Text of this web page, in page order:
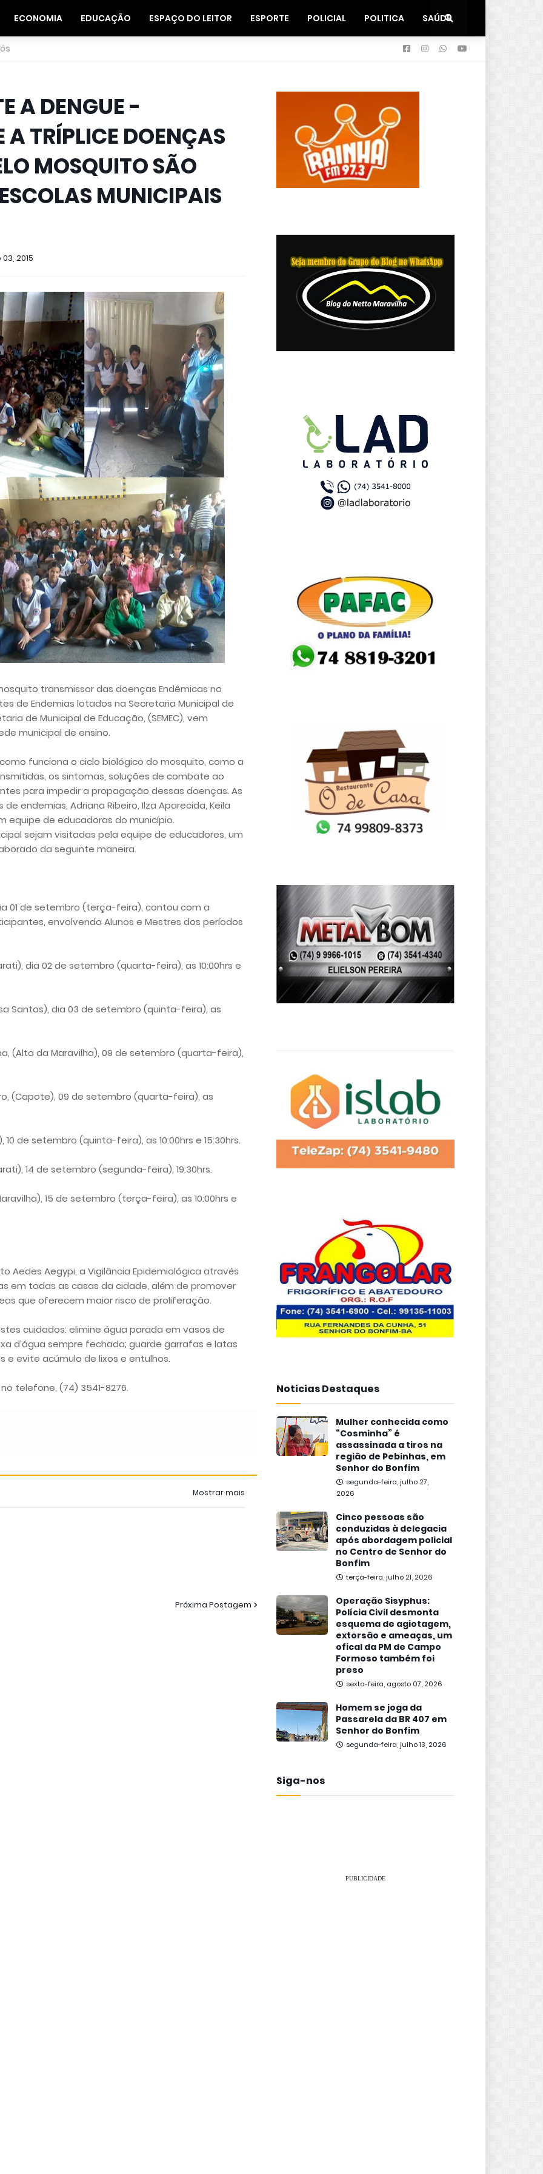
ECONOMIA EDUCAÇÃO ESPAÇO DO LEITOR ESPORTE POLICIAL POLITICA SAÚDE
A DENGUE -
A TRÍPLICE DOENÇAS
MOSQUITO SÃO
MUNICIPAIS
2015
transmissor das doenças Endêmicas no
de Endemias lotados na Secretaria Municipal de
de Municipal de Educação, (SEMEC), vem
municipal de ensino.
funciona o ciclo biológico do mosquito, como a
os sintomas, soluções de combate ao
para impedir a propagação dessas doenças. As
endemias, Adriana Ribeiro, Ilza Aparecida, Keila
equipe de educadoras do município.
sejam visitadas pela equipe de educadores, um
da seguinte maneira.
01 de setembro (terça-feira), contou com a
envolvendo Alunos e Mestres dos períodos
dia 02 de setembro (quarta-feira), as 10:00hrs e
Santos), dia 03 de setembro (quinta-feira), as
(Alto da Maravilha), 09 de setembro (quarta-feira),
(Capote), 09 de setembro (quarta-feira), as
10 de setembro (quinta-feira), as 10:00hrs e 15:30hrs.
14 de setembro (segunda-feira), 19:30hrs.
15 de setembro (terça-feira), as 10:00hrs e
Aedes Aegypi, a Vigilância Epidemiológica através
em todas as casas da cidade, além de promover
que oferecem maior risco de proliferação.
cuidados: elimine água parada em vasos de
d’água sempre fechada; guarde garrafas e latas
e evite acúmulo de lixos e entulhos.
telefone, (74) 3541-8276.
Mostrar mais
Próxima Postagem
Noticias Destaques
Mulher conhecida como
“Cosminha” é
assassinada a tiros na
região de Pebinhas, em
Senhor do Bonfim
segunda-feira, julho 27,
2026
Cinco pessoas são
conduzidas à delegacia
após abordagem policial
no Centro de Senhor do
Bonfim
terça-feira, julho 21, 2026
Operação Sisyphus:
Polícia Civil desmonta
esquema de agiotagem,
extorsão e ameaças, um
ofical da PM de Campo
Formoso também foi
preso
sexta-feira, agosto 07, 2026
Homem se joga da
Passarela da BR 407 em
Senhor do Bonfim
segunda-feira, julho 13, 2026
Siga-nos
PUBLICIDADE